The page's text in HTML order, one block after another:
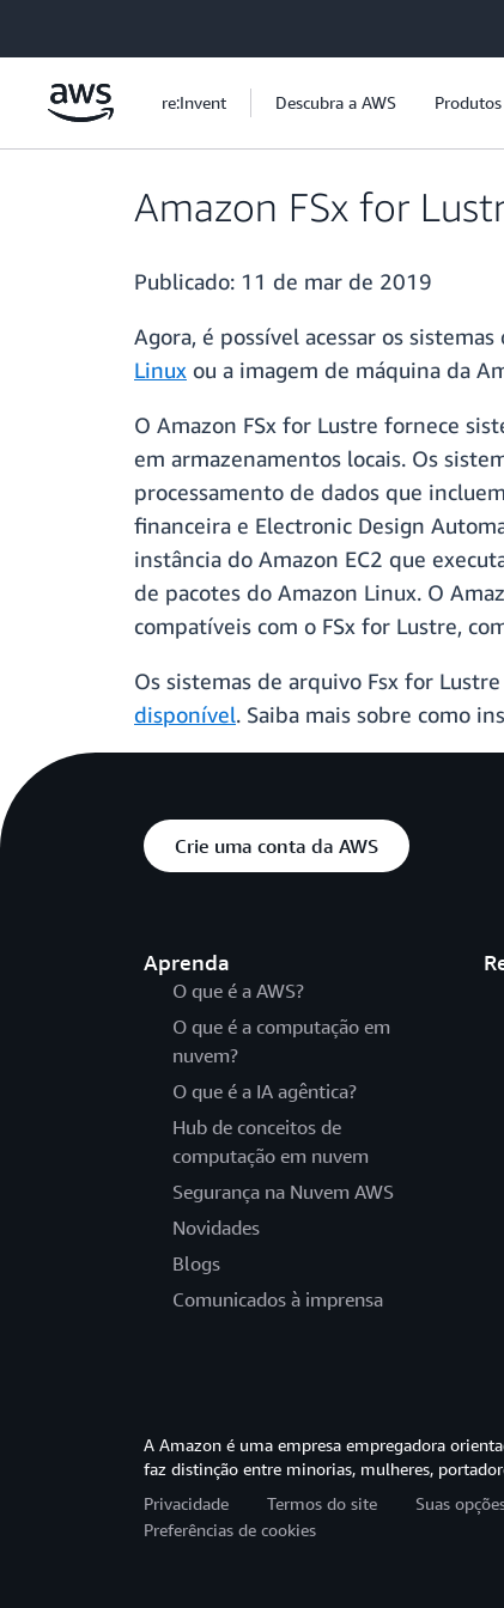
re:Invent Descubra a AWS Produtos
Amazon FSx for
Publicado: 11 de mar de 2019
Agora, é possível acessar os
Linux ou a imagem de máquina da
O Amazon FSx for Lustre fornece
em armazenamentos locais. Os
processamento de dados que
financeira e Electronic Design
instância do Amazon EC2 que
de pacotes do Amazon Linux. O
compatíveis com o FSx for Lustre,
Os sistemas de arquivo Fsx for
disponível. Saiba mais sobre como
Crie uma conta da AWS
Aprenda
O que é a AWS?
O que é a computação em
nuvem?
O que é a IA agêntica?
Hub de conceitos de
computação em nuvem
Segurança na Nuvem AWS
Novidades
Blogs
Comunicados à imprensa
A Amazon é uma empresa empregadora
faz distinção entre minorias, mulheres,
Privacidade
Termos do site
Suas
Preferências de cookies